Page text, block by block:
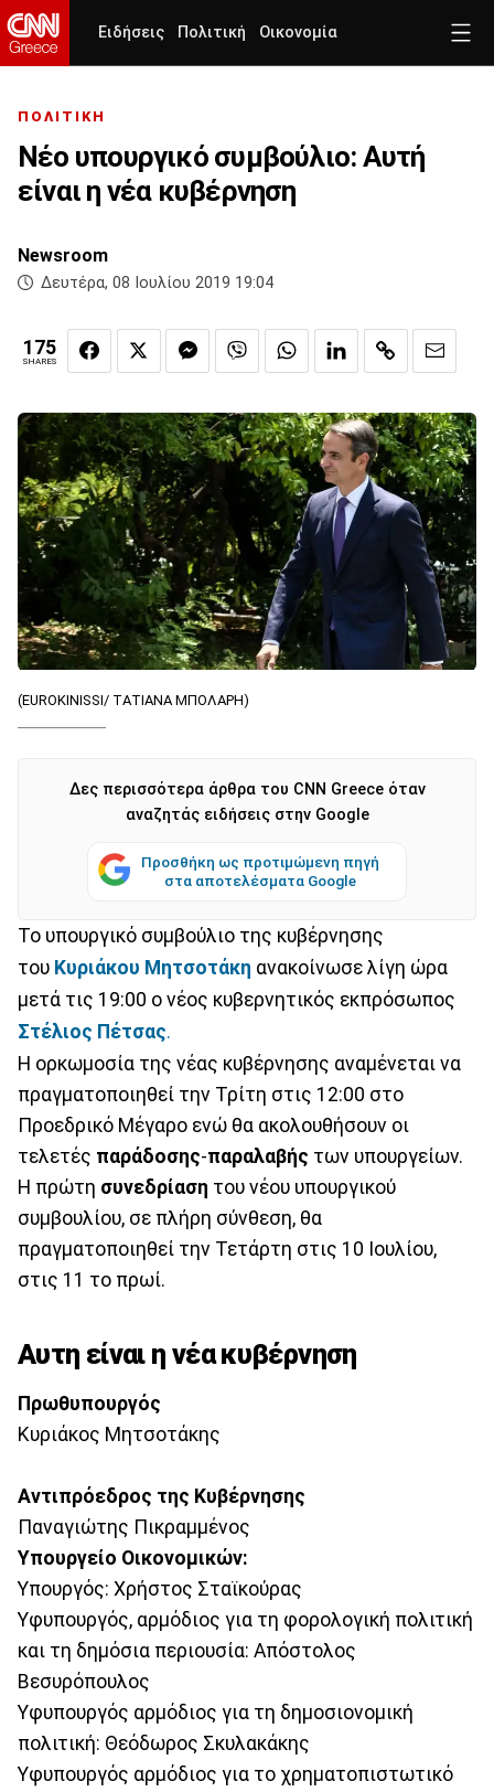
Ειδήσεις Πολιτική Οικονομία
ΠΟΛΙΤΙΚΗ
Νέο υπουργικό συμβούλιο: Αυτή
είναι η νέα κυβέρνηση
Newsroom
Δευτέρα, 08 Ιουλίου 2019 19:04
175
SHARES
(EUROKINISSI/ ΤΑΤΙΑΝΑ ΜΠΟΛΑΡΗ)
Δες περισσότερα άρθρα του CNN Greece όταν
αναζητάς ειδήσεις στην Google
Προσθήκη ως προτιμώμενη πηγή
στα αποτελέσματα Google
Το υπουργικό συμβούλιο της κυβέρνησης
του Κυριάκου Μητσοτάκη ανακοίνωσε λίγη ώρα
μετά τις 19:00 ο νέος κυβερνητικός εκπρόσωπος
Στέλιος Πέτσας.
Η ορκωμοσία της νέας κυβέρνησης αναμένεται να
πραγματοποιηθεί την Τρίτη στις 12:00 στο
Προεδρικό Μέγαρο ενώ θα ακολουθήσουν οι
τελετές παράδοσης-παραλαβής των υπουργείων.
Η πρώτη συνεδρίαση του νέου υπουργικού
συμβουλίου, σε πλήρη σύνθεση, θα
πραγματοποιηθεί την Τετάρτη στις 10 Ιουλίου,
στις 11 το πρωί.
Αυτη είναι η νέα κυβέρνηση
Πρωθυπουργός
Κυριάκος Μητσοτάκης
Αντιπρόεδρος της Κυβέρνησης
Παναγιώτης Πικραμμένος
Υπουργείο Οικονομικών:
Υπουργός: Χρήστος Σταϊκούρας
Υφυπουργός, αρμόδιος για τη φορολογική πολιτική
και τη δημόσια περιουσία: Απόστολος
Βεσυρόπουλος
Υφυπουργός αρμόδιος για τη δημοσιονομική
πολιτική: Θεόδωρος Σκυλακάκης
Υφυπουργός αρμόδιος για το χρηματοπιστωτικό